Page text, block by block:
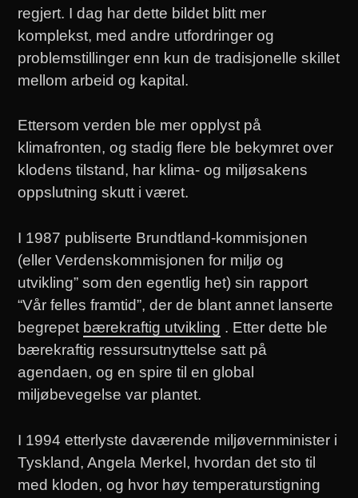
regjert. I dag har dette bildet blitt mer
komplekst, med andre utfordringer og
problemstillinger enn kun de tradisjonelle skillet
mellom arbeid og kapital.
Ettersom verden ble mer opplyst på
klimafronten, og stadig flere ble bekymret over
klodens tilstand, har klima- og miljøsakens
oppslutning skutt i været.
I 1987 publiserte Brundtland-kommisjonen
(eller Verdenskommisjonen for miljø og
utvikling” som den egentlig het) sin rapport
“Vår felles framtid”, der de blant annet lanserte
begrepet bærekraftig utvikling . Etter dette ble
bærekraftig ressursutnyttelse satt på
agendaen, og en spire til en global
miljøbevegelse var plantet.
I 1994 etterlyste daværende miljøvernminister i
Tyskland, Angela Merkel, hvordan det sto til
med kloden, og hvor høy temperaturstigning